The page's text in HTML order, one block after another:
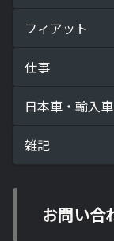
フィアット
仕事
日本車・輸入車
雑記
お問い合